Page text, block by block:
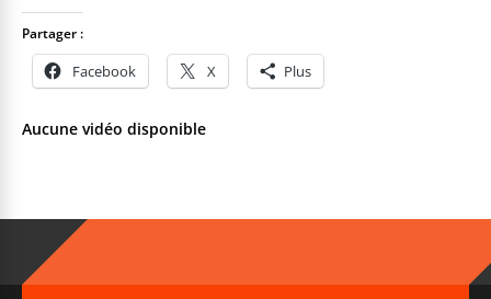
Partager :
Facebook X Plus
Aucune vidéo disponible